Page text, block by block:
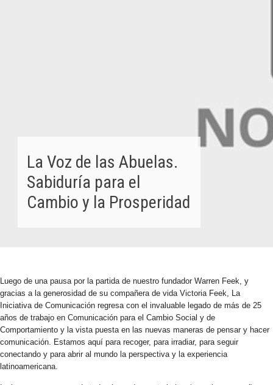
La Voz de las Abuelas.
Sabiduría para el
Cambio y la Prosperidad
Luego de una pausa por la partida de nuestro fundador Warren Feek, y
gracias a la generosidad de su compañera de vida Victoria Feek, La
Iniciativa de Comunicación regresa con el invaluable legado de más de 25
años de trabajo en Comunicación para el Cambio Social y de
Comportamiento y la vista puesta en las nuevas maneras de pensar y hacer
comunicación. Estamos aquí para recoger, para irradiar, para seguir
conectando y para abrir al mundo la perspectiva y la experiencia
latinoamericana.